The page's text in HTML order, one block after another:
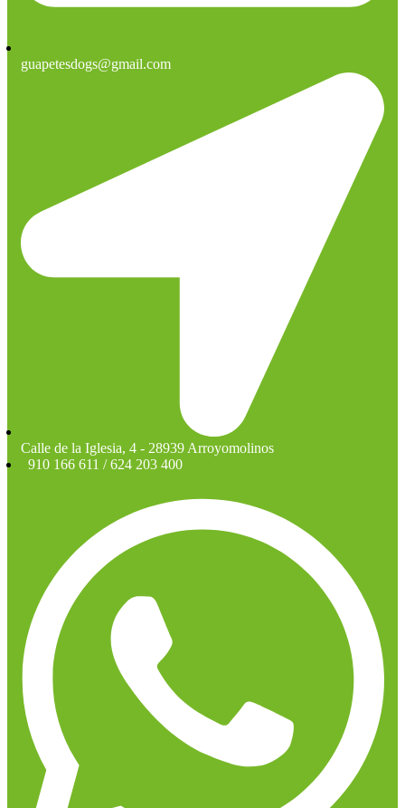
guapetesdogs@gmail.com
Calle de la Iglesia, 4 - 28939 Arroyomolinos
910 166 611 / 624 203 400